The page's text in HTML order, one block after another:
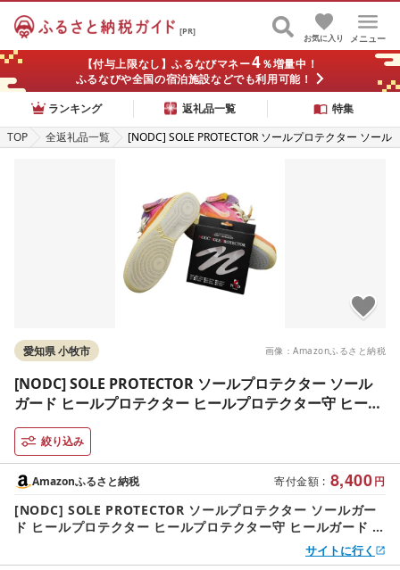
[PR]
メニュー
お気に入り
【付与上限なし】ふるなびマネー4％増量中！
ふるなびや全国の宿泊施設などでも利用可能！
ランキング
返礼品一覧
特集
TOP
全返礼品一覧
[NODC] SOLE PROTECTOR ソールプロテクター ソール
ール 守 (AF-1, クリアー, L(26.5〜27.5cm))
画像：Amazonふるさと納税
愛知県 小牧市
[NODC] SOLE PROTECTOR ソールプロテクター ソール
ガード ヒールプロテクター ヒールプロテクター守 ヒール
ガード ヒール保護 全面保護 補強 保護 補修 ヒール ソール
守 (AF-1, クリアー, L(26.5〜27.5cm))
絞り込み
寄付金額 : 8,400円
Amazonふるさと納税
[NODC] SOLE PROTECTOR ソールプロテクター ソールガー
ド ヒールプロテクター ヒールプロテクター守 ヒールガード ヒ
ール保護 全面保護 補強 保護 補修 ヒール ソール 守 (AF-1, ク
リアー, L(26.5〜27.5cm))
サイトに行く